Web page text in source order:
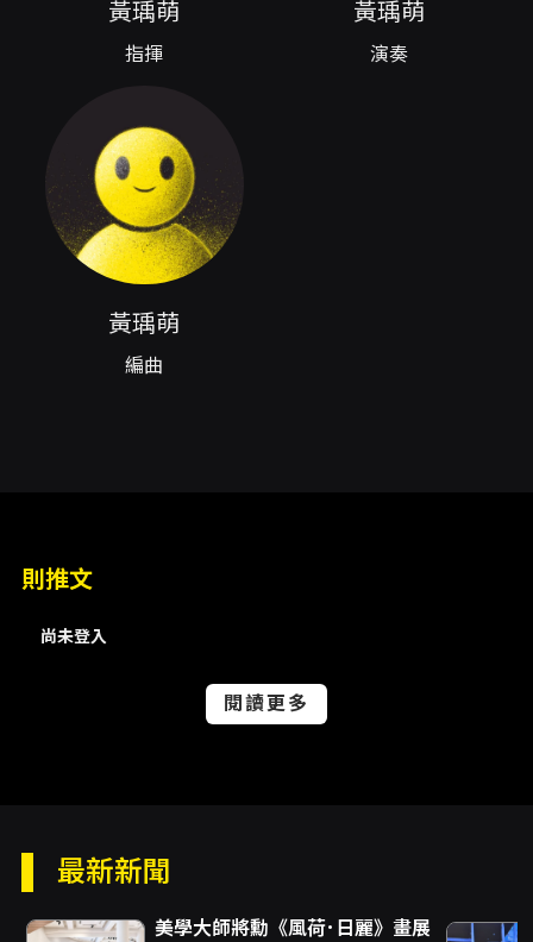
泛的聽眾。本場年度音樂會不僅是校友們的音樂
匯演，也是對校園管樂文化延續的一次公開呈
Ralph Hicks 編曲的《Chopsticks》、Arne
Running 的《Sinfonia Festiva》、J. P.
Moncayo / arr. R. Benedetti 的
《Huapango》、松田晃琴（Akito Matsuda）
之《一年の詩 ~吹奏楽のための~》、片岡寬晶的
《天之御中主神~吹奏楽のための神話》以及
John Mackey 的《Hymn to a Blue Hour》。
這些曲目在節目中交織出多元面貌：既有節奏感
強烈、充滿色彩的篇章，也有適合管樂色彩與群
像雕刻的抒情段落，能讓觀眾經歷從活力到冥
業；於國內多個管樂團體與學校樂隊執教或協助
氏的音樂視野與編曲經驗可望在指揮與音色塑造
上，為本場演出帶來細緻的群奏控制與風格詮
釋，讓既有的曲目在編排與詮釋上呈現新的面
貌。 演出團隊方面，國立中央大學校友管樂團由
歷屆管樂社友人組成，團體宗旨為延續管樂社推
慣例，將以專業排練與多變曲風帶給觀眾兼具娛
樂與藝術性的聽覺體驗。 對於觀眾而言，本場演
出是一個認識與欣賞當代管樂曲目與編制的好機
黃瑀萌
指揮
黃瑀萌
演奏
黃瑀萌
編曲
則推文
尚未登入
閱讀更多
最新新聞
美學大師將勳《風荷･日麗》畫展